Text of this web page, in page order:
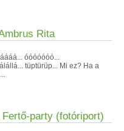
Rita
óóóóóóó...
tüptürüp... Mi ez? Ha a
party (fotóriport)